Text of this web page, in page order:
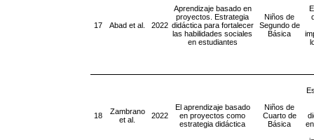
17 Abad et al. 2022
Aprendizaje basado en
proyectos. Estrategia
didáctica para fortalecer
las habilidades sociales
en estudiantes
Niños de
Segundo de
Básica
18
Zambrano
et al.
2022
El aprendizaje basado
en proyectos como
estrategia didáctica
Niños de
Cuarto de
Básica